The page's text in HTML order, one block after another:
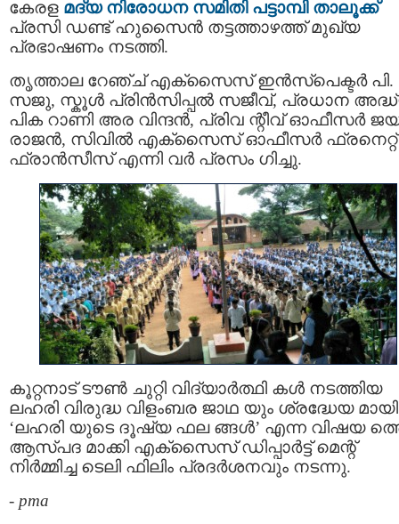
കേരള മദ്യ നിരോധന സമിതി പട്ടാമ്പി താലൂക്ക്
പ്രസി ഡണ്ട് ഹുസൈൻ തട്ടത്താഴത്ത്‌ മുഖ്യ
പ്രഭാഷണം നടത്തി.
തൃത്താല റേഞ്ച് എക്‌സൈസ് ഇൻസ്‌പെക്ടർ പി.
സജു, സ്കൂൾ പ്രിൻസിപ്പൽ സജീവ്, പ്രധാന
പിക റാണി അര വിന്ദൻ, പ്രിവ ന്റീവ് ഓഫീസർ
രാജൻ, സിവിൽ എക്‌സൈസ് ഓഫീസർ ഫ്രനെറ്റ്
ഫ്രാൻസീസ് എന്നി വർ പ്രസം ഗിച്ചു.
കൂറ്റനാട് ടൗൺ ചുറ്റി വിദ്യാർത്ഥി കൾ നടത്തിയ
ലഹരി വിരുദ്ധ വിളംബര ജാഥ യും ശ്രദ്ധേയ
‘ലഹരി യുടെ ദൂഷ്യ ഫല ങ്ങൾ’ എന്ന വിഷയ
ആസ്പദ മാക്കി എക്‌സൈസ് ഡിപ്പാർട്ട് മെന്റ്
നിർമ്മിച്ച ടെലി ഫിലിം പ്രദർശനവും നടന്നു.
- pma